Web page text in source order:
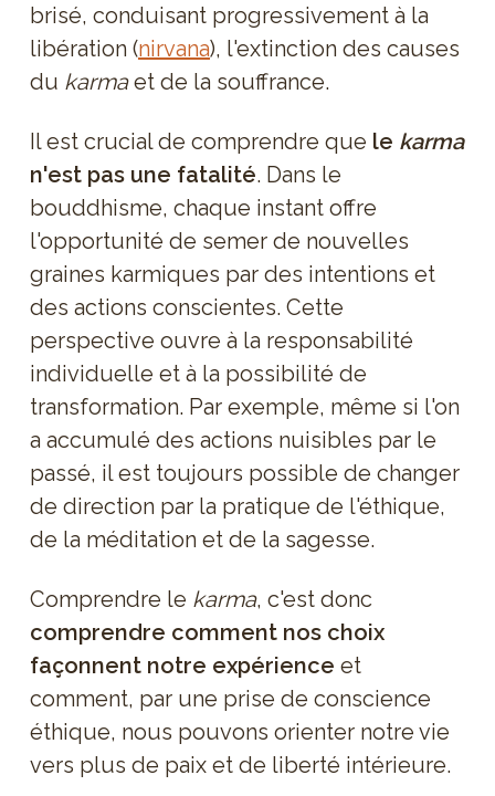
brisé, conduisant progressivement à la
libération (nirvana), l'extinction des causes
du karmaet de la souffrance.
Il est crucial de comprendre que le karma
n'est pas une fatalité. Dans le
bouddhisme, chaque instant offre
l'opportunité de semer de nouvelles
graines karmiques par des intentions et
des actions conscientes. Cette
perspective ouvre à la responsabilité
individuelle et à la possibilité de
transformation. Par exemple, même si l'on
a accumulé des actions nuisibles par le
passé, il est toujours possible de changer
de direction par la pratique de l'éthique,
de la méditation et de la sagesse.
Comprendre le karma, c'est donc
comprendre comment nos choix
façonnent notre expérience et
comment, par une prise de conscience
éthique, nous pouvons orienter notre vie
vers plus de paix et de liberté intérieure.